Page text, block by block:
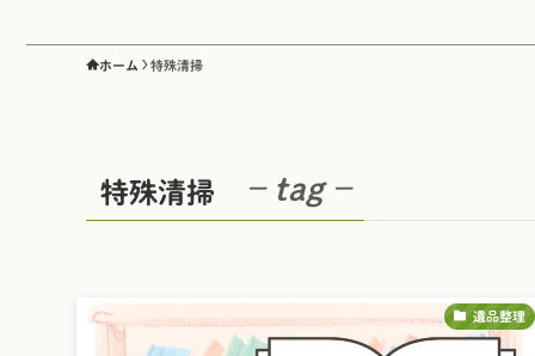
ホーム 特殊清掃
特殊清掃 – tag –
遺品整理